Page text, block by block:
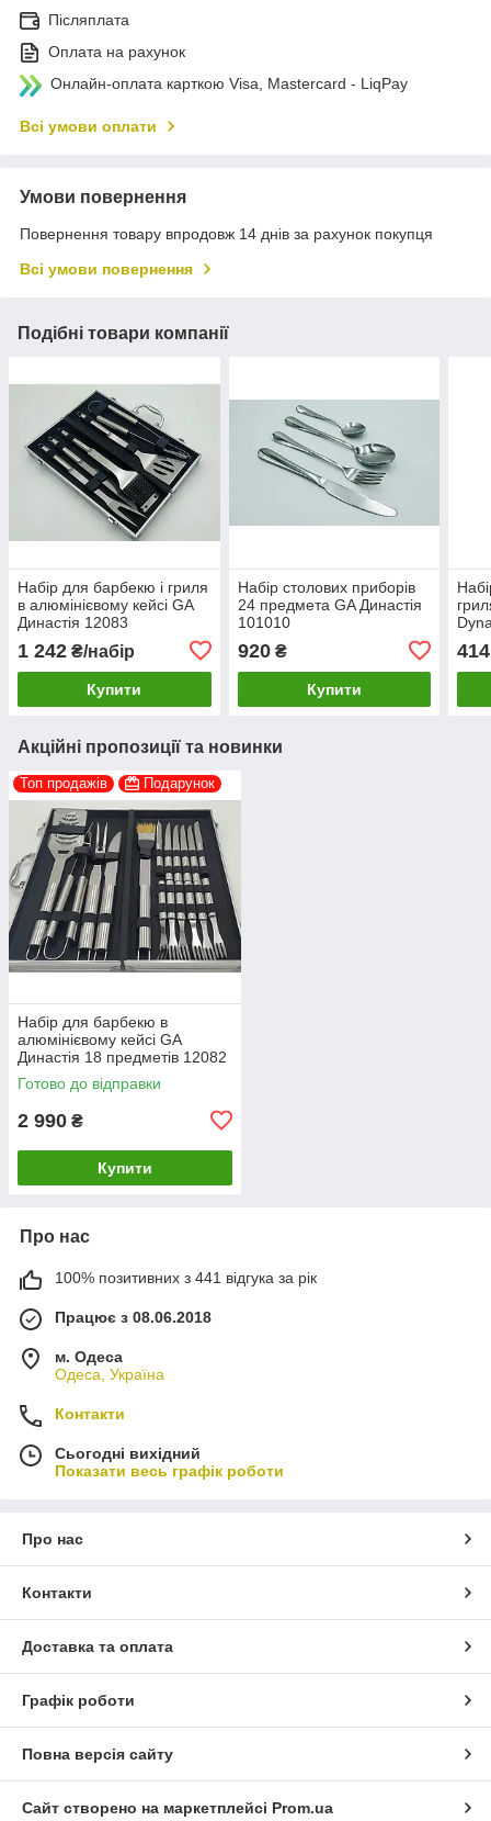
Післяплата
Оплата на рахунок
Онлайн-оплата карткою Visa, Mastercard - LiqPay
Всі умови оплати
Умови повернення
Повернення товару впродовж 14 днів за рахунок покупця
Всі умови повернення
Подібні товари компанії
Набір для барбекю і гриля
в алюмінієвому кейсі GA
Династія 12083
1 242 ₴/набір
Купити
Набір столових приборів
24 предмета GA Династія
101010
920₴
Купити
414
Акційні пропозиції та новинки
Топ продажів Подарунок
Набір для барбекю в
алюмінієвому кейсі GA
Династія 18 предметів 12082
Готово до відправки
2 990 ₴
Купити
Про нас
100% позитивних з 441 відгука за рік
Працює з 08.06.2018
м. Одеса
Одеса, Україна
Контакти
Сьогодні вихідний
Показати весь графік роботи
Про нас
Контакти
Доставка та оплата
Графік роботи
Повна версія сайту
Сайт створено на маркетплейсі Prom.ua